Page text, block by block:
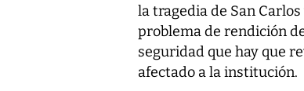
la tragedia de San
problema de rendición
seguridad que hay que
afectado a la institución.